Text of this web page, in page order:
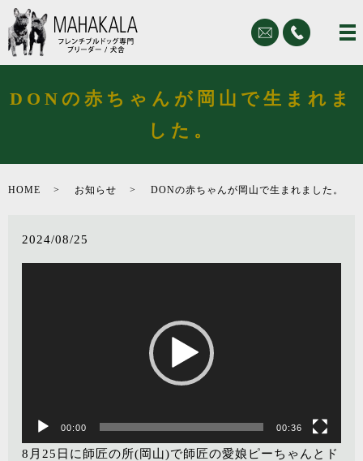
DONの赤ちゃんが岡山で生まれま
した。
HOME お知らせ DONの赤ちゃんが岡山で生まれました。
2024/08/25
00:00 00:36
8月25日に師匠の所(岡山)で師匠の愛娘ピーちゃんとド